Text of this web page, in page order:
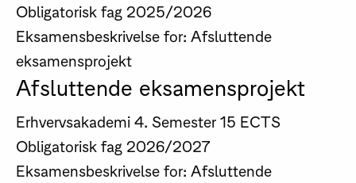
Obligatorisk fag 2025/2026
Eksamensbeskrivelse for: Afsluttende
eksamensprojekt
Afsluttende eksamensprojekt
Erhvervsakademi 4. Semester 15 ECTS
Obligatorisk fag 2026/2027
Eksamensbeskrivelse for: Afsluttende